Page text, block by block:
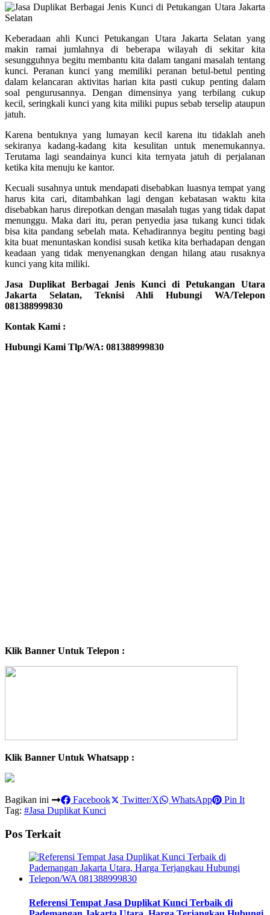
Keberadaan ahli Kunci Petukangan Utara Jakarta Selatan yang
makin ramai jumlahnya di beberapa wilayah di sekitar kita
sesungguhnya begitu membantu kita dalam tangani masalah tentang
kunci. Peranan kunci yang memiliki peranan betul-betul penting
dalam kelancaran aktivitas harian kita pasti cukup penting dalam
soal pengurusannya. Dengan dimensinya yang terbilang cukup
kecil, seringkali kunci yang kita miliki pupus sebab terselip ataupun
jatuh.
Karena bentuknya yang lumayan kecil karena itu tidaklah aneh
sekiranya kadang-kadang kita kesulitan untuk menemukannya.
Terutama lagi seandainya kunci kita ternyata jatuh di perjalanan
ketika kita menuju ke kantor.
Kecuali susahnya untuk mendapati disebabkan luasnya tempat yang
harus kita cari, ditambahkan lagi dengan kebatasan waktu kita
disebabkan harus direpotkan dengan masalah tugas yang tidak dapat
menunggu. Maka dari itu, peran penyedia jasa tukang kunci tidak
bisa kita pandang sebelah mata. Kehadirannya begitu penting bagi
kita buat menuntaskan kondisi susah ketika kita berhadapan dengan
keadaan yang tidak menyenangkan dengan hilang atau rusaknya
kunci yang kita miliki.
Jasa Duplikat Berbagai Jenis Kunci di Petukangan Utara
Jakarta Selatan, Teknisi Ahli Hubungi WA/Telepon
081388999830
Kontak Kami :
Hubungi Kami Tlp/WA: 081388999830
Klik Banner Untuk Telepon :
Klik Banner Untuk Whatsapp :
Bagikan ini Facebook Twitter/X WhatsApp
Pin It
Tag: #Jasa Duplikat Kunci
Pos Terkait
Referensi Tempat Jasa Duplikat Kunci Terbaik di